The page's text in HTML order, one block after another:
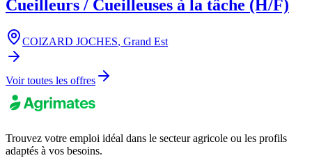
Cueilleurs / Cueilleuses à la tâche (H/F)
COIZARD JOCHES, Grand Est
Voir toutes les offres
Trouvez votre emploi idéal dans le secteur agricole ou les profils
adaptés à vos besoins.